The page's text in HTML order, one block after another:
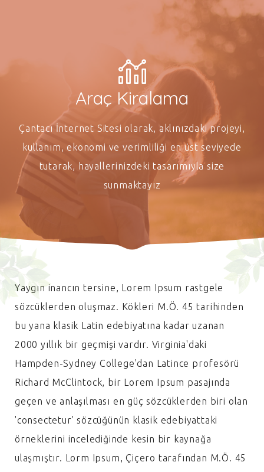
Araç Kiralama
Çantacı İnternet Sitesi olarak, aklınızdaki projeyi,
kullanım, ekonomi ve verimliliği en üst seviyede
tutarak, hayallerinizdeki tasarımıyla size
sunmaktayız
Yaygın inancın tersine, Lorem Ipsum rastgele
sözcüklerden oluşmaz. Kökleri M.Ö. 45 tarihinden
bu yana klasik Latin edebiyatına kadar uzanan
2000 yıllık bir geçmişi vardır. Virginia'daki
Hampden-Sydney College'dan Latince profesörü
Richard McClintock, bir Lorem Ipsum pasajında
geçen ve anlaşılması en güç sözcüklerden biri olan
'consectetur' sözcüğünün klasik edebiyattaki
örneklerini incelediğinde kesin bir kaynağa
ulaşmıştır. Lorm Ipsum, Çiçero tarafından M.Ö. 45